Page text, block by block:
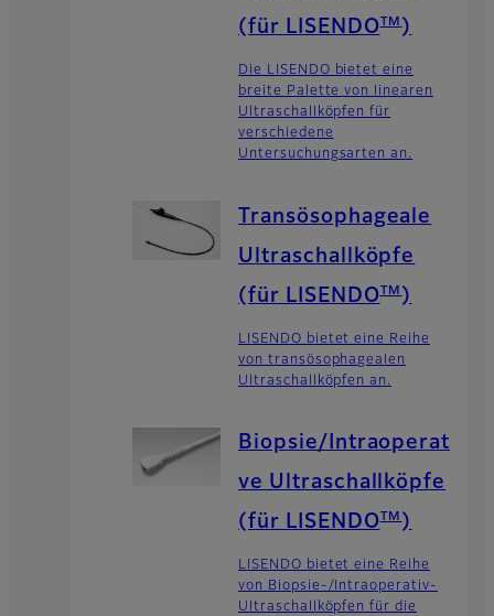
(für LISENDO TM )
Die LISENDO bietet eine
breite Palette von linearen
Ultraschallköpfen für
verschiedene
Untersuchungsarten an.
Transösophageale
Ultraschallköpfe
(für LISENDO TM )
LISENDO bietet eine Reihe
von transösophagealen
Ultraschallköpfen an.
Biopsie/Intraoperati
ve Ultraschallköpfe
(für LISENDO TM )
LISENDO bietet eine Reihe
von Biopsie-/Intraoperativ-
Ultraschallköpfen für die